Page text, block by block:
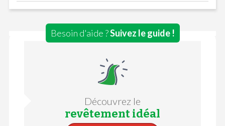
Besoin d'aide ?Suivez le guide !
Découvrez le
revêtement idéal